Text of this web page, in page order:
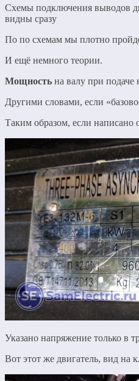
Схемы подключения выводов
видны сразу
По по схемам мы плотно
И ещё немного теории.
Мощность на валу при подаче
Другими словами, если
Таким образом, если написано
Указано напряжение только в
Вот этот же двигатель, вид на